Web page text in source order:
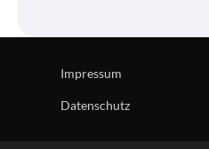
Impressum
Datenschutz